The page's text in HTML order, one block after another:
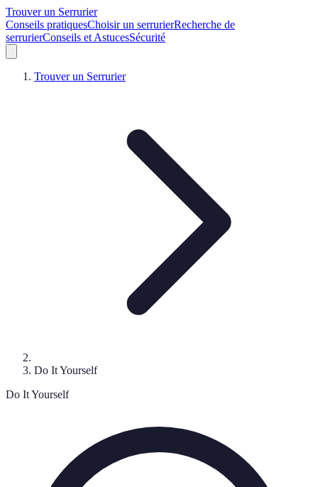
Trouver un Serrurier
Conseils pratiquesChoisir un serrurierRecherche de
serrurierConseils et AstucesSécurité
Trouver un Serrurier
Do It Yourself
Do It Yourself